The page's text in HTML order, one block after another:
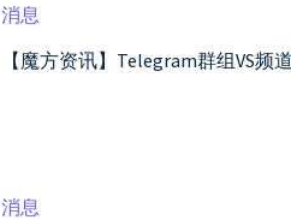
消息
【魔方资讯】Telegram群组VS
消息